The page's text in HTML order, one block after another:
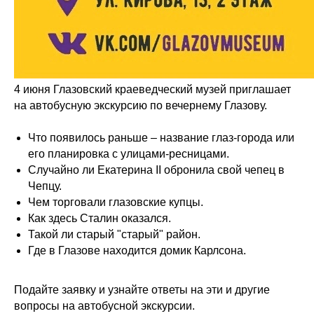
4 июня Глазовский краеведческий музей приглашает
на автобусную экскурсию по вечернему Глазову.
Что появилось раньше – название глаз-города или
его планировка с улицами-ресницами.
Случайно ли Екатерина II обронила свой чепец в
Чепцу.
Чем торговали глазовские купцы.
Как здесь Сталин оказался.
Такой ли старый "старый" район.
Где в Глазове находится домик Карлсона.
Подайте заявку и узнайте ответы на эти и другие
вопросы на автобусной экскурсии.